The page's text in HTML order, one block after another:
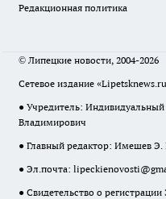
Редакционная политика
© Липецкие новости, 2004-2026
Сетевое издание
● Учредитель:
Владимирович
● Главный редактор: Имешев Э.
● Эл.почта:
● Свидетельство о